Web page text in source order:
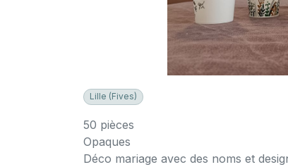
Lille (Fives)
50 pièces
Opaques
Déco mariage avec des noms et